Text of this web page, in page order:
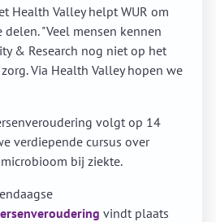
Health Valley helpt WUR om
"Veel mensen kennen
& Research nog niet op het
Via Health Valley hopen we
volgt op 14
verdiepende cursus over
bij ziekte.
vindt plaats